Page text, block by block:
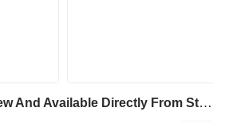
Magni ES0807EP New And Available Directly From Stock, El